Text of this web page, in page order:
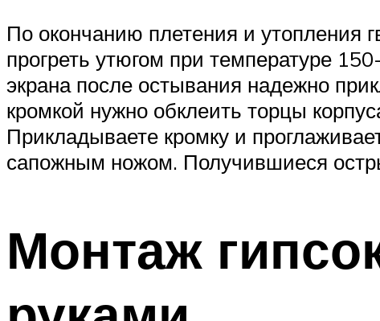
По окончанию плетения и утопления
прогреть утюгом при температуре
экрана после остывания надежно
кромкой нужно обклеить торцы
Прикладываете кромку и
сапожным ножом. Получившиеся
Монтаж